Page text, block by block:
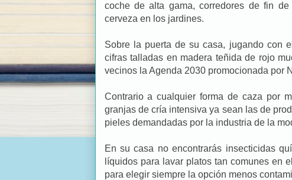
coche de alta gama, corredores de fin
cerveza en los jardines.
Sobre la puerta de su casa, jugando con
cifras talladas en madera teñida de rojo
vecinos la Agenda 2030 promocionada por
Contrario a cualquier forma de caza por
granjas de cría intensiva ya sean las de
pieles demandadas por la industria de la
En su casa no encontrarás insecticidas
líquidos para lavar platos tan comunes en
para elegir siempre la opción menos